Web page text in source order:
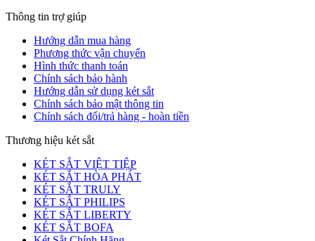
Thông tin trợ giúp
Hướng dẫn mua hàng
Phương thức vận chuyển
Hình thức thanh toán
Chính sách bảo hành
Hướng dẫn sử dụng két sắt
Chính sách bảo mật thông tin
Chính sách đổi/trả hàng - hoàn tiền
Thương hiệu két sắt
KÉT SẮT VIỆT TIỆP
KÉT SẮT HÒA PHÁT
KÉT SẮT TRULY
KÉT SẮT PHILIPS
KÉT SẮT LIBERTY
KÉT SẮT BOFA